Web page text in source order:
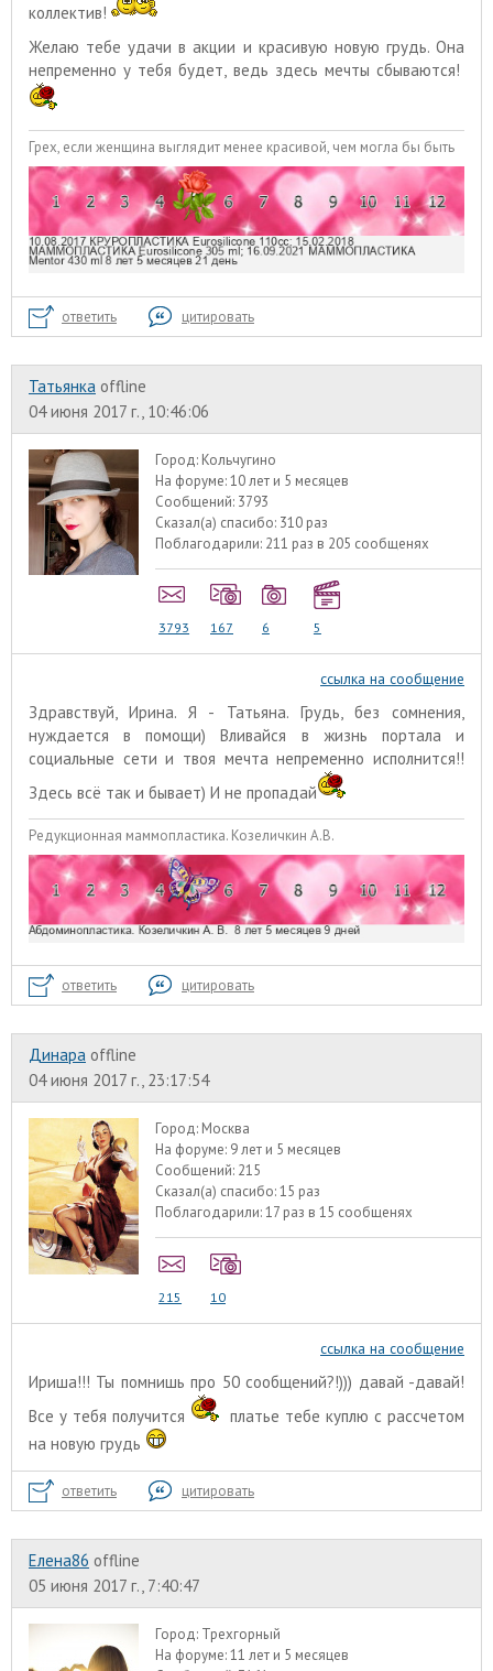
коллектив!
Желаю тебе удачи в акции и красивую новую грудь. Она
непременно у тебя будет, ведь здесь мечты сбываются!
Грех, если женщина выглядит менее красивой, чем могла бы быть
ответить цитировать
Татьянка offline
04 июня 2017 г., 10:46:06
Город: Кольчугино
На форуме:10 лет и 5 месяцев
Сообщений: 3793
Сказал(а) спасибо: 310 раз
Поблагодарили: 211 раз в 205 сообщенях
3793 167 6 5
ссылка на сообщение
Здравствуй, Ирина. Я - Татьяна. Грудь, без сомнения,
нуждается в помощи) Вливайся в жизнь портала и
социальные сети и твоя мечта непременно исполнится!!
Здесь всё так и бывает) И не пропадай
Редукционная маммопластика. Козеличкин А.В.
ответить цитировать
Динара offline
04 июня 2017 г., 23:17:54
Город: Москва
На форуме: 9 лет и 5 месяцев
Сообщений: 215
Сказал(а) спасибо:15 раз
Поблагодарили:17 раз в 15 сообщенях
215 10
ссылка на сообщение
Ириша!!! Ты помнишь про 50 сообщений?!))) давай -давай!
Все у тебя получится
платье тебе куплю с рассчетом
на новую грудь
ответить цитировать
Елена86 offline
05 июня 2017 г., 7:40:47
Город: Трехгорный
На форуме:11 лет и 5 месяцев